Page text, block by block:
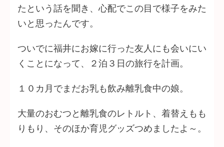
たという話を聞き、心配でこの目で様子をみた
いと思ったんです。
ついでに福井にお嫁に行った友人にも会いにい
くことになって、２泊３日の旅行を計画。
１０カ月でまだお乳も飲み離乳食中の娘。
大量のおむつと離乳食のレトルト、着替えもも
りもり、そのほか育児グッズつめましたよ～。